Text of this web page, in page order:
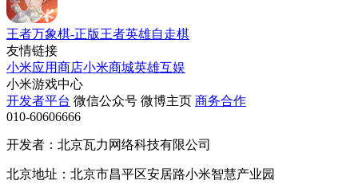
王者万象棋-正版王者英雄自走棋
友情链接
小米应用商店小米商城英雄互娱
小米游戏中心
开发者平台 微信公众号 微博主页 商务合作
010-60606666
开发者：北京瓦力网络科技有限公司
北京地址：北京市昌平区安居路小米智慧产业园